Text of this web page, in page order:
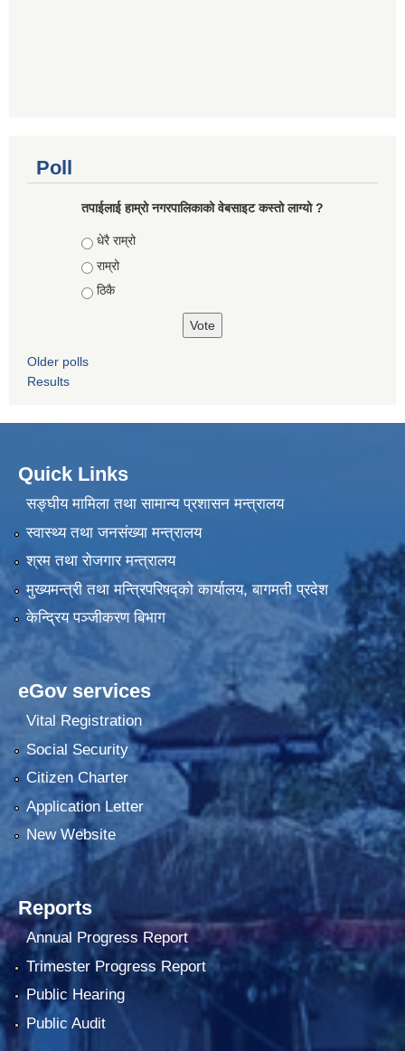
Poll
तपाईलाई हाम्रो नगरपालिकाको वेबसाइट कस्तो लाग्यो ?
Choices
धेरै राम्रो
राम्रो
ठिकै
Older polls
Results
Quick Links
सङ्घीय मामिला तथा सामान्य प्रशासन मन्त्रालय
स्वास्थ्य तथा जनसंख्या मन्त्रालय
श्रम तथा रोजगार मन्त्रालय
मुख्यमन्त्री तथा मन्त्रिपरिषद्को कार्यालय, बागमती प्रदेश
केन्द्रिय पञ्जीकरण बिभाग
eGov services
Vital Registration
Social Security
Citizen Charter
Application Letter
New Website
Reports
Annual Progress Report
Trimester Progress Report
Public Hearing
Public Audit